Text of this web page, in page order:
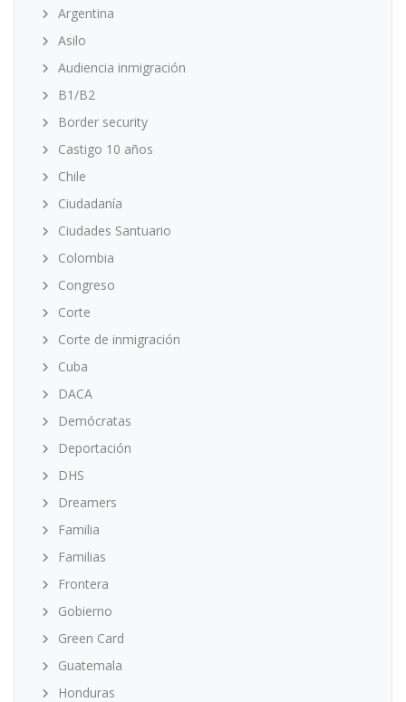
Argentina
Asilo
Audiencia inmigración
B1/B2
Border security
Castigo 10 años
Chile
Ciudadanía
Ciudades Santuario
Colombia
Congreso
Corte
Corte de inmigración
Cuba
DACA
Demócratas
Deportación
DHS
Dreamers
Familia
Familias
Frontera
Gobierno
Green Card
Guatemala
Honduras